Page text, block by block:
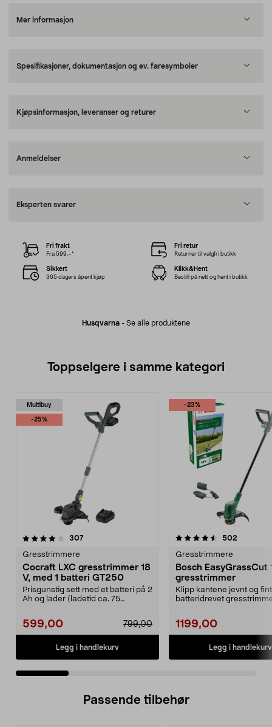
Mer informasjon
Spesifikasjoner, dokumentasjon og ev. faresymboler
Kjøpsinformasjon, leveranser og returer
Anmeldelser
Eksperten svarer
Husqvarna - Se alle produktene
Fri frakt
Fra 599,–*
Fri retur
Returner til valgfri butikk
Sikkert
365 dagers åpent kjøp
Klikk&Hent
Bestill på nett og hent i butikk
Toppselgere i samme kategori
Multibuy
-25%
307anmeldelser
Gresstrimmere
Cocraft LXC gresstrimmer 18
V, med 1 batteri GT250
Prisgunstig sett med et batteri på 2
Ah og lader (ladetid ca. 75
599,00 799,00
Legg i handlekurv
-23%
4.5 av 5 stjerner 502
Gresstrimmere
Bosch EasyGrassCut
gresstrimmer
Klipp kantene jevnt og
batteridrevet
1199,00
Legg i handlekurv
4.5 av 5 stjerner
Passende tilbehør